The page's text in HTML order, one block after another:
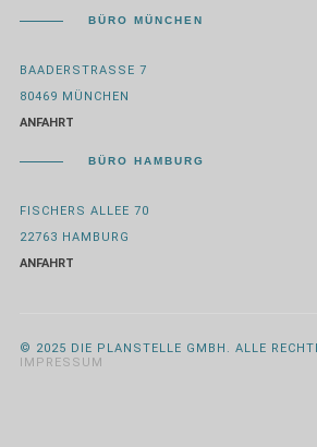
BÜRO MÜNCHEN
BAADERSTRASSE 7
80469 MÜNCHEN
ANFAHRT
BÜRO HAMBURG
FISCHERS ALLEE 70
22763 HAMBURG
ANFAHRT
© 2025 DIE PLANSTELLE GMBH. ALLE
IMPRESSUM